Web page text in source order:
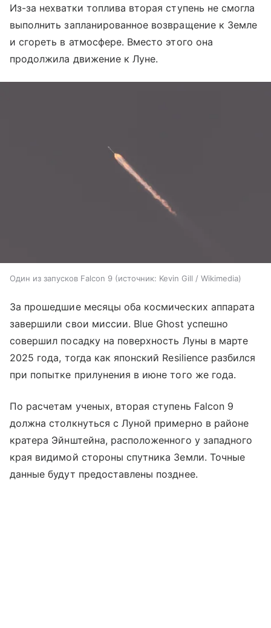
Из-за нехватки топлива вторая ступень не смогла
выполнить запланированное возвращение к Земле
и сгореть в атмосфере. Вместо этого она
продолжила движение к Луне.
Один из запусков Falcon 9 источник: Kevin Gill / Wikimedia
За прошедшие месяцы оба космических аппарата
завершили свои миссии. Blue Ghost успешно
совершил посадку на поверхность Луны в марте
2025 года, тогда как японский Resilience разбился
при попытке прилунения в июне того же года.
По расчетам ученых, вторая ступень Falcon 9
должна столкнуться с Луной примерно в районе
кратера Эйнштейна, расположенного у западного
края видимой стороны спутника Земли. Точные
данные будут предоставлены позднее.